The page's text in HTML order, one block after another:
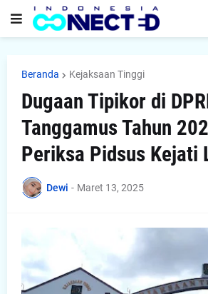
Beranda Kejaksaan Tinggi
Dugaan Tipikor di
Tanggamus Tahun
Periksa Pidsus Kejati
Dewi - Maret 13, 2025